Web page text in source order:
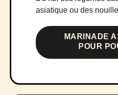
asiatique ou des
MARINADE
POUR